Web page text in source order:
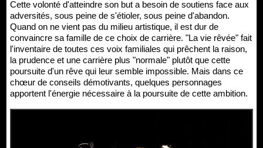
Cette volonté d'atteindre son but a besoin de soutiens face aux
adversités, sous peine de s'étioler, sous peine d'abandon.
Quand on ne vient pas du milieu artistique, il est dur de
convaincre sa famille de ce choix de carrière. "La vie rêvée" fait
l'inventaire de toutes ces voix familiales qui prêchent la raison,
la prudence et une carrière plus "normale" plutôt que cette
poursuite d'un rêve qui leur semble impossible. Mais dans ce
chœur de conseils démotivants, quelques personnages
apportent l'énergie nécessaire à la poursuite de cette ambition.